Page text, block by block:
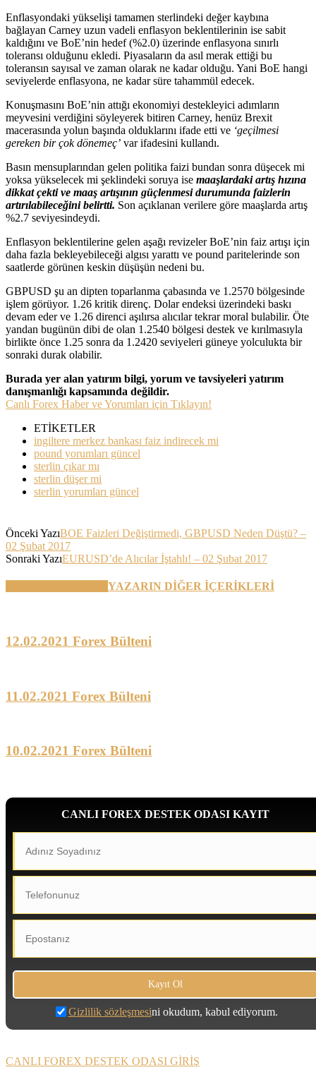
Enflasyondaki yükselişi tamamen sterlindeki değer kaybına
bağlayan Carney uzun vadeli enflasyon beklentilerinin ise sabit
kaldığını ve BoE’nin hedef (%2.0) üzerinde enflasyona sınırlı
toleransı olduğunu ekledi. Piyasaların da asıl merak ettiği bu
toleransın sayısal ve zaman olarak ne kadar olduğu. Yani BoE hangi
seviyelerde enflasyona, ne kadar süre tahammül edecek.
Konuşmasını BoE’nin attığı ekonomiyi destekleyici adımların
meyvesini verdiğini söyleyerek bitiren Carney, henüz Brexit
macerasında yolun başında olduklarını ifade etti ve ‘geçilmesi
gereken bir çok dönemeç’ var ifadesini kullandı.
Basın mensuplarından gelen politika faizi bundan sonra düşecek mi
yoksa yükselecek mi şeklindeki soruya ise maaşlardaki artış hızına
dikkat çekti ve maaş artışının güçlenmesi durumunda faizlerin
artırılabileceğini belirtti. Son açıklanan verilere göre maaşlarda artış
%2.7 seviyesindeydi.
Enflasyon beklentilerine gelen aşağı revizeler BoE’nin faiz artışı için
daha fazla bekleyebileceği algısı yarattı ve pound paritelerinde son
saatlerde görünen keskin düşüşün nedeni bu.
GBPUSD şu an dipten toparlanma çabasında ve 1.2570 bölgesinde
işlem görüyor. 1.26 kritik direnç. Dolar endeksi üzerindeki baskı
devam eder ve 1.26 direnci aşılırsa alıcılar tekrar moral bulabilir. Öte
yandan bugünün dibi de olan 1.2540 bölgesi destek ve kırılmasıyla
birlikte önce 1.25 sonra da 1.2420 seviyeleri güneye yolculukta bir
sonraki durak olabilir.
Burada yer alan yatırım bilgi, yorum ve tavsiyeleri yatırım
danışmanlığı kapsamında değildir.
Canlı Forex Haber ve Yorumları için Tıklayın!
ETİKETLER
ingiltere merkez bankası faiz indirecek mi
pound yorumları güncel
sterlin çıkar mı
sterlin düşer mi
sterlin yorumları güncel
Önceki YazıBOE Faizleri Değiştirmedi, GBPUSD Neden Düştü? –
02 Şubat 2017
Sonraki YazıEURUSD’de Alıcılar İştahlı! – 02 Şubat 2017
YAZARIN DİĞER İÇERİKLERİ
12.02.2021 Forex Bülteni
11.02.2021 Forex Bülteni
10.02.2021 Forex Bülteni
CANLI FOREX DESTEK ODASI KAYIT
Gizlilik sözleşmesini okudum, kabul ediyorum.
CANLI FOREX DESTEK ODASI GİRİŞ